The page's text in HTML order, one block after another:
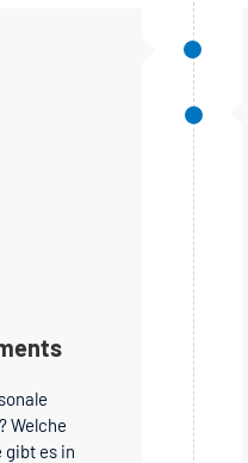
Welche
es in